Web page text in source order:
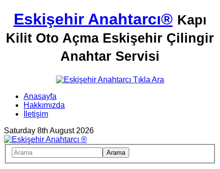
Eskişehir Anahtarcı® Kapı
Kilit Oto Açma Eskişehir Çilingir
Anahtar Servisi
Anasayfa
Hakkımızda
İletişim
Saturday 8th August 2026